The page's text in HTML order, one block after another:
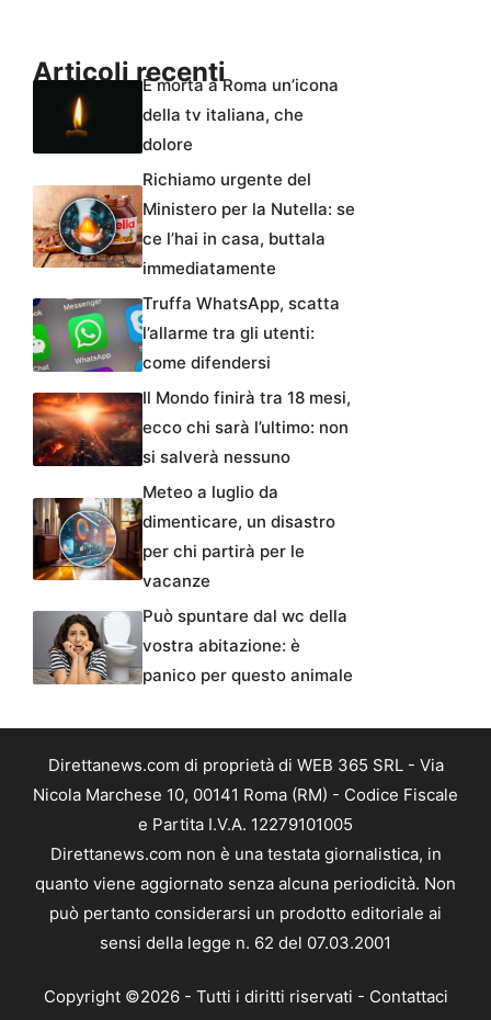
Articoli recentiÈ morta a Roma un’icona
della tv italiana, che
dolore
Richiamo urgente del
Ministero per la Nutella: se
ce l’hai in casa, buttala
immediatamente
Truffa WhatsApp, scatta
l’allarme tra gli utenti:
come difendersi
Il Mondo finirà tra 18 mesi,
ecco chi sarà l’ultimo: non
si salverà nessuno
Meteo a luglio da
dimenticare, un disastro
per chi partirà per le
vacanze
Può spuntare dal wc della
vostra abitazione: è
panico per questo animale
Direttanews.com di proprietà di WEB 365 SRL - Via
Nicola Marchese 10, 00141 Roma (RM) - Codice Fiscale
e Partita I.V.A. 12279101005
Direttanews.com non è una testata giornalistica, in
quanto viene aggiornato senza alcuna periodicità. Non
può pertanto considerarsi un prodotto editoriale ai
sensi della legge n. 62 del 07.03.2001
Copyright ©2026 - Tutti i diritti riservati - Contattaci